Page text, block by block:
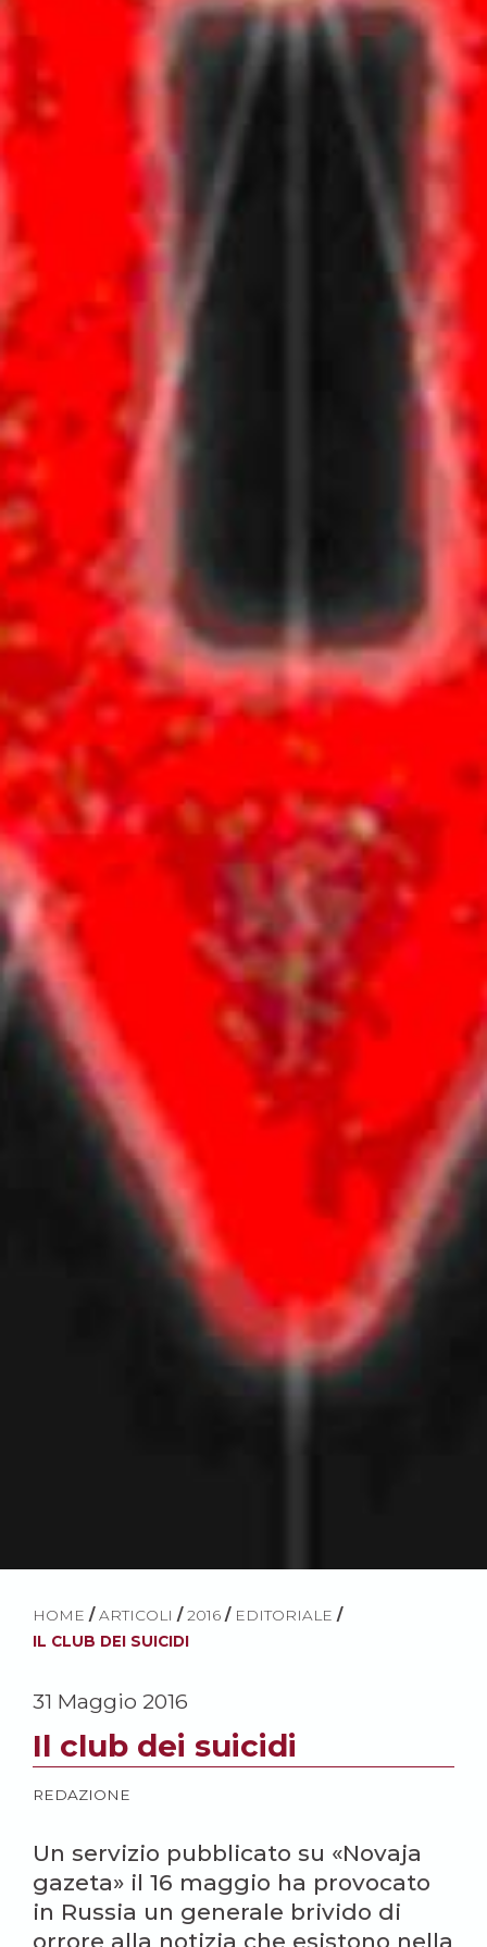
HOME / ARTICOLI / 2016 / EDITORIALE /
IL CLUB DEI SUICIDI
31 Maggio 2016
Il club dei suicidi
REDAZIONE
Un servizio pubblicato su «Novaja
gazeta» il 16 maggio ha provocato
in Russia un generale brivido di
orrore alla notizia che esistono nella